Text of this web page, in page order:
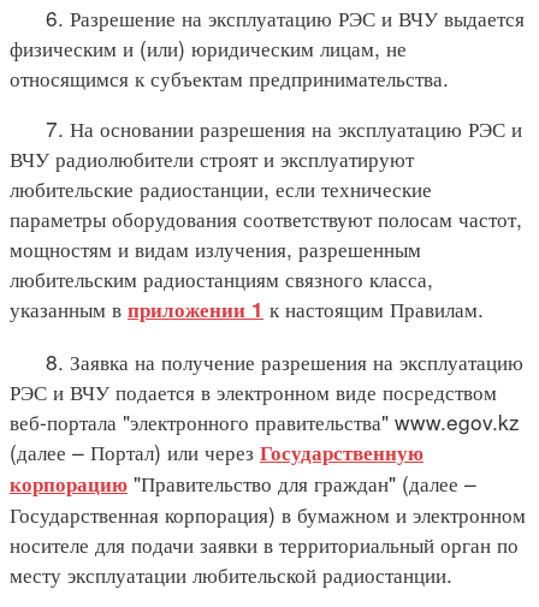
6. Разрешение на эксплуатацию РЭС и ВЧУ выдается
физическим и (или) юридическим лицам, не
относящимся к субъектам предпринимательства.
7. На основании разрешения на эксплуатацию РЭС и
ВЧУ радиолюбители строят и эксплуатируют
любительские радиостанции, если технические
параметры оборудования соответствуют полосам частот,
мощностям и видам излучения, разрешенным
любительским радиостанциям связного класса,
указанным в приложении 1 к настоящим Правилам.
8. Заявка на получение разрешения на эксплуатацию
РЭС и ВЧУ подается в электронном виде посредством
веб-портала "электронного правительства" www.egov.kz
(далее – Портал) или через Государственную
корпорацию "Правительство для граждан" (далее –
Государственная корпорация) в бумажном и электронном
носителе для подачи заявки в территориальный орган по
месту эксплуатации любительской радиостанции.